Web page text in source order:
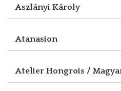
Aszlányi Károly
Atanasion
Atelier Hongrois /